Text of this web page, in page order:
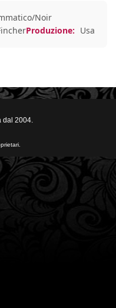
Noir
Produzione: Usa
dal 2004.